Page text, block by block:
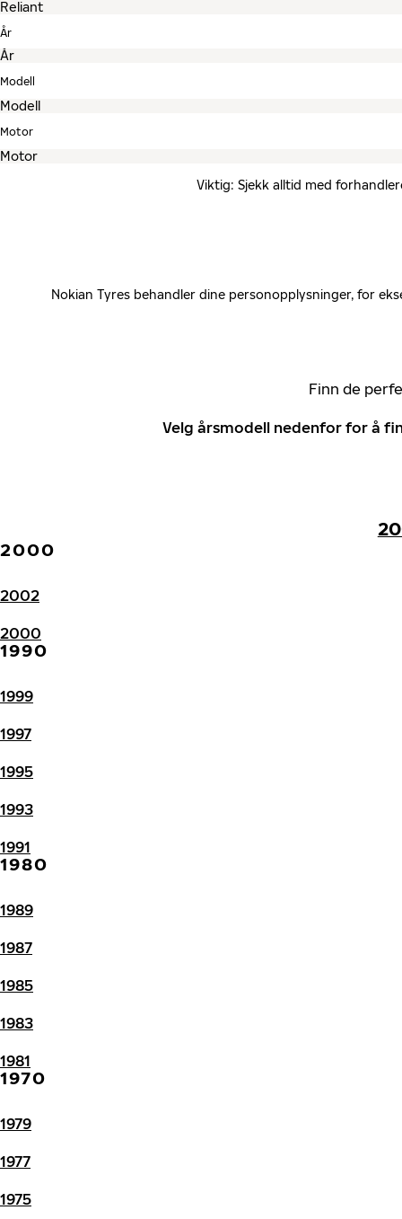
År
Modell
Motor
Viktig: Sjekk alltid med
Nokian Tyres behandler dine personopplysninger, for
Finn de
Velg årsmodell nedenfor for å
2000
2002
2000
1990
1999
1997
1995
1993
1991
1980
1989
1987
1985
1983
1981
1970
1979
1977
1975